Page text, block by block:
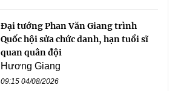
Đại tướng Phan Văn Giang trình
Quốc hội sửa chức danh, hạn tuổi sĩ
quan quân đội
Hương Giang
09:15 04/08/2026